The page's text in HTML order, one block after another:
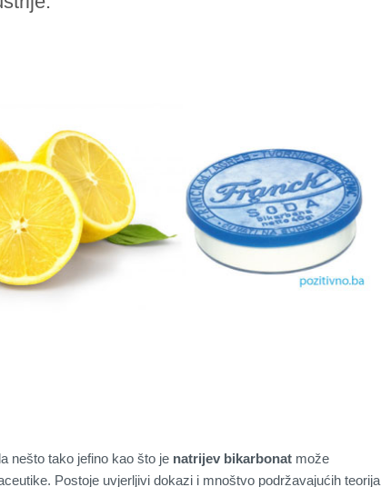
nešto tako jefino kao što je natrijev bikarbonat može
Postoje uvjerljivi dokazi i mnoštvo podržavajućih teorija